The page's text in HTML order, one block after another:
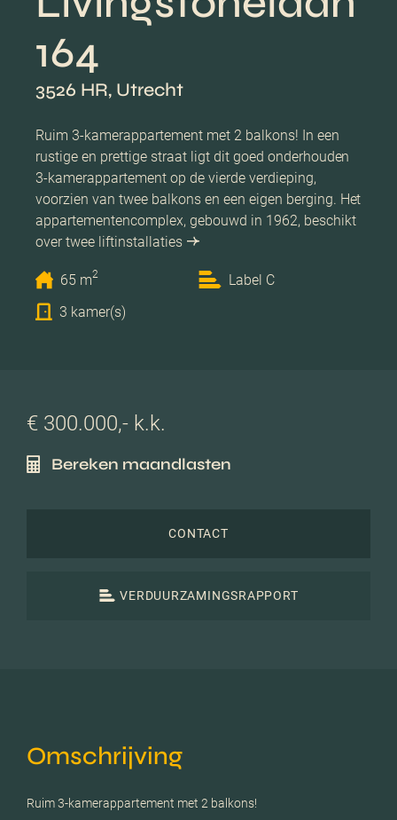
164
3526 HR, Utrecht
Ruim 3-kamerappartement met 2 balkons! In een
rustige en prettige straat ligt dit goed onderhouden
3-kamerappartement op de vierde verdieping,
voorzien van twee balkons en een eigen berging. Het
appartementencomplex, gebouwd in 1962, beschikt
over twee liftinstallaties
65 m2
Label C
3 kamer(s)
€ 300.000,- k.k.
Bereken maandlasten
CONTACT
VERDUURZAMINGSRAPPORT
Omschrijving
Ruim 3-kamerappartement met 2 balkons!